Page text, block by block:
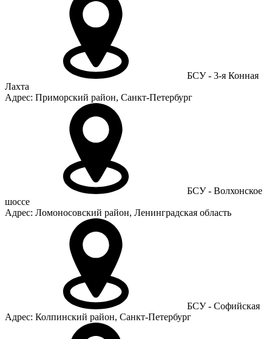
БСУ - 3-я Конная
Лахта
Адрес: Приморский район, Санкт-Петербург
БСУ - Волхонское
шоссе
Адрес: Ломоносовский район, Ленинградская область
БСУ - Софийская
Адрес: Колпинский район, Санкт-Петербург